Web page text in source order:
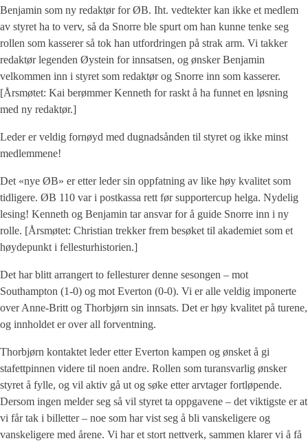
Benjamin som ny redaktør for ØB. Iht. vedtekter kan ikke et medlem
av styret ha to verv, så da Snorre ble spurt om han kunne tenke seg
rollen som kasserer så tok han utfordringen på strak arm. Vi takker
redaktør legenden Øystein for innsatsen, og ønsker Benjamin
velkommen inn i styret som redaktør og Snorre inn som kasserer.
[Årsmøtet: Kai berømmer Kenneth for raskt å ha funnet en løsning
med ny redaktør.]
Leder er veldig fornøyd med dugnadsånden til styret og ikke minst
medlemmene!
Det «nye ØB» er etter leder sin oppfatning av like høy kvalitet som
tidligere. ØB 110 var i postkassa rett før supportercup helga. Nydelig
lesing! Kenneth og Benjamin tar ansvar for å guide Snorre inn i ny
rolle. [Årsmøtet: Christian trekker frem besøket til akademiet som et
høydepunkt i fellesturhistorien.]
Det har blitt arrangert to fellesturer denne sesongen – mot
Southampton (1-0) og mot Everton (0-0). Vi er alle veldig imponerte
over Anne-Britt og Thorbjørn sin innsats. Det er høy kvalitet på turene,
og innholdet er over all forventning.
Thorbjørn kontaktet leder etter Everton kampen og ønsket å gi
stafettpinnen videre til noen andre. Rollen som turansvarlig ønsker
styret å fylle, og vil aktiv gå ut og søke etter arvtager fortløpende.
Dersom ingen melder seg så vil styret ta oppgavene – det viktigste er at
vi får tak i billetter – noe som har vist seg å bli vanskeligere og
vanskeligere med årene. Vi har et stort nettverk, sammen klarer vi å få